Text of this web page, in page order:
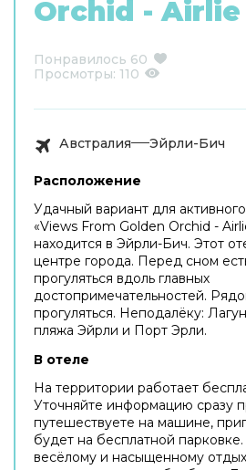
Orchid - Airlie
Понравилось 60
Просмотры: 110
Австралия Эйрли-Бич
Расположение
Удачный вариант для
«Views From Golden Orchid -
находится в Эйрли-Бич. Этот
центре города. Перед сном
прогуляться вдоль главных
достопримечательностей.
прогуляться. Неподалёку:
пляжа Эйрли и Порт Эрли.
В отеле
На территории работает
Уточняйте информацию сразу
путешествуете на машине,
будет на бесплатной парковке.
весёлому и насыщенному